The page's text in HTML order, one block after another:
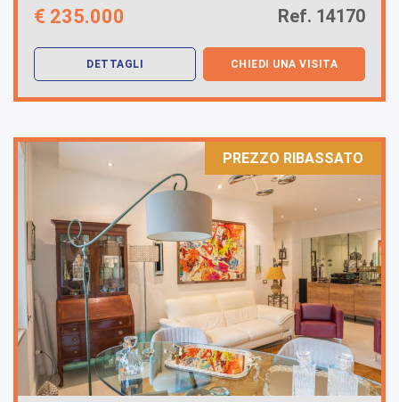
€ 235.000 Ref. 14170
DETTAGLI CHIEDI UNA VISITA
PREZZO RIBASSATO